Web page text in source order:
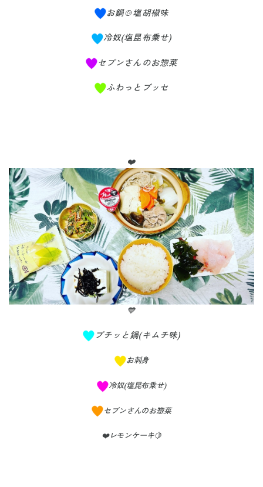
お鍋🍲塩胡椒味
冷奴(塩昆布乗せ)
セブンさんのお惣菜
ふわっとブッセ
❤️
💙
プチッと鍋(キムチ味)
お刺身
冷奴(塩昆布乗せ)
セブンさんのお惣菜
❤️レモンケーキ🍋